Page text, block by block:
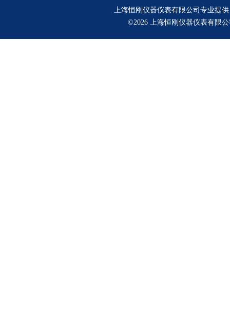
上海恒刚仪器仪表有限公司专业提
©2026 上海恒刚仪器仪表有限